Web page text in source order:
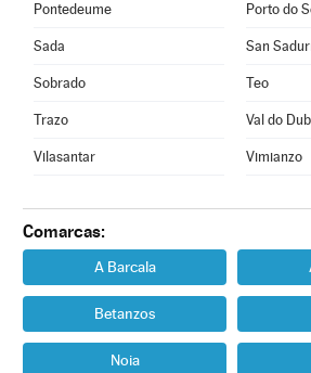
Pontedeume Porto do
Sada San
Sobrado Teo
Trazo Val do
Vilasantar Vimianzo
Comarcas:
A Barcala
Betanzos
Noia